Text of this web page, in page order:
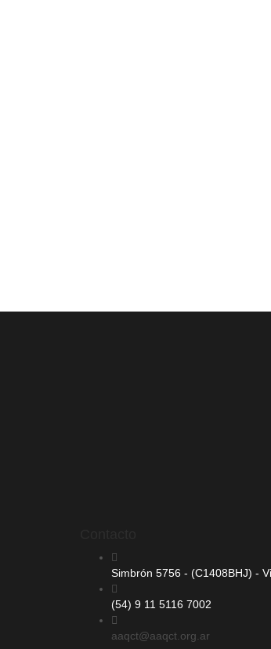
Simbrón 5756 - (C1408BHJ) -
(54) 9 11 5116 7002
aaqct@aaqct.org.ar